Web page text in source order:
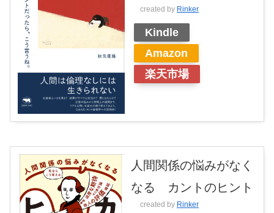
created by Rinker
Kindle
Amazon
楽天市場
人間関係の悩みがなく
なる カントのヒント
created by Rinker